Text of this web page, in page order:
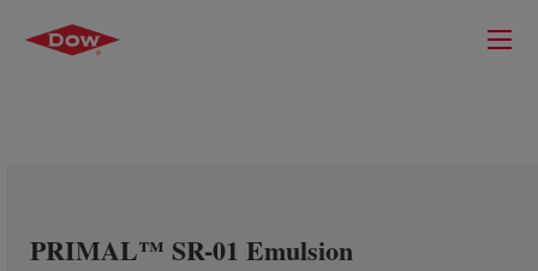
PRIMAL™ SR-01 Emulsion